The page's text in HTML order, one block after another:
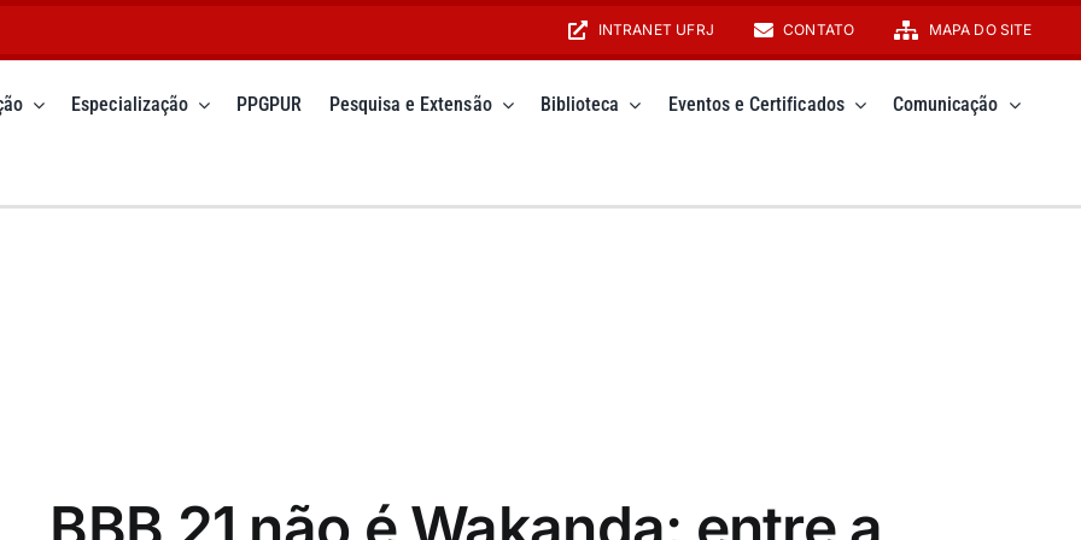
INTRANET UFRJ CONTATO MAPA DO SITE
Especialização PPGPUR Pesquisa e Extensão Biblioteca Eventos e Certificados Comunicação